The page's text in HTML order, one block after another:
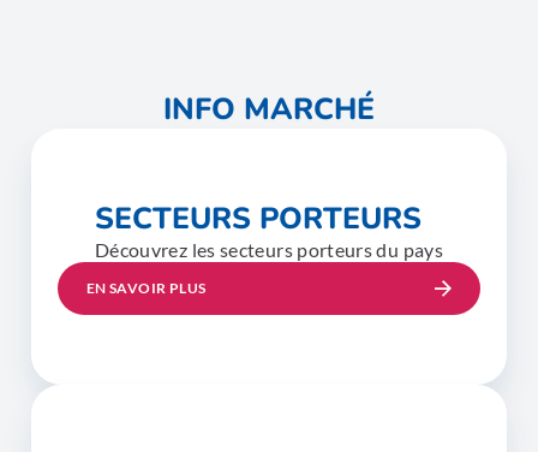
INFO MARCHÉ
SECTEURS PORTEURS
Découvrez les secteurs porteurs du pays
EN SAVOIR PLUS